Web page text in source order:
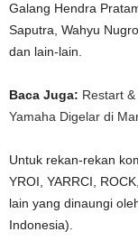
Galang Hendra
Saputra, Wahyu
dan lain-lain.
Baca Juga: Restart
Yamaha Digelar di
Untuk rekan-rekan
YROI, YARRCI,
lain yang dinaungi
Indonesia).